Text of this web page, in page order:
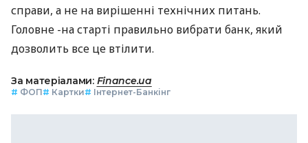
справи, а не на вирішенні технічних питань.
Головне -на старті правильно вибрати банк, який
дозволить все це втілити.
За матеріалами: Finance.ua
# ФОП# Картки# Інтернет-Банкінг